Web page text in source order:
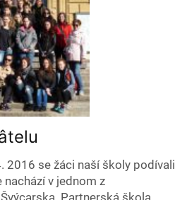
2016 se žáci naší školy podívali
v jednom z
Partnerská škola